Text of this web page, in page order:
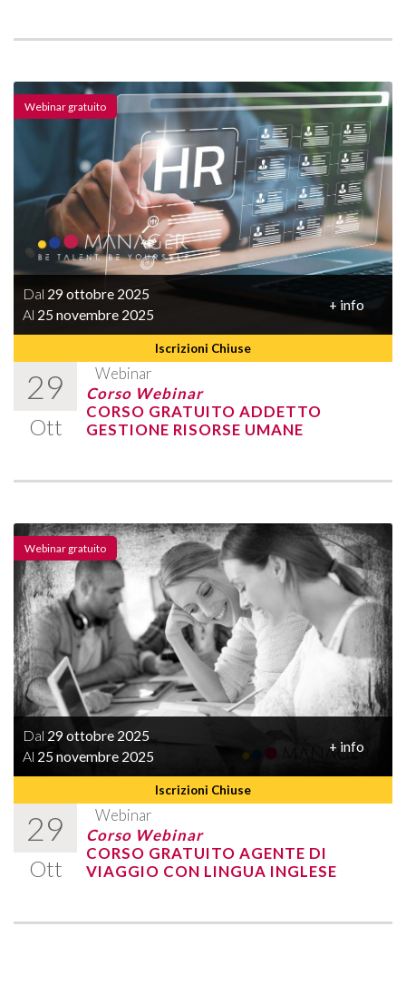
Iscrizioni Chiuse
Dal 29 ottobre 2025
Al 25 novembre 2025
+ info
29
Ott
Webinar
Webinar gratuito
Corso Webinar
CORSO GRATUITO ADDETTO
GESTIONE RISORSE UMANE
Iscrizioni Chiuse
Dal 29 ottobre 2025
Al 25 novembre 2025
+ info
29
Ott
Webinar
Webinar gratuito
Corso Webinar
CORSO GRATUITO AGENTE DI
VIAGGIO CON LINGUA INGLESE